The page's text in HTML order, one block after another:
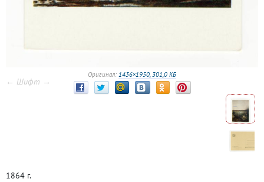
Оригинал: 1436×1950, 301,0 КБ
← Шифт →
1864 г.